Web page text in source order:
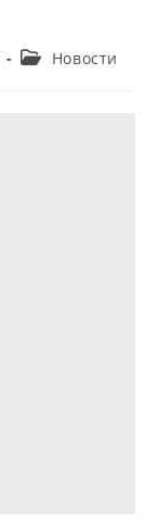
РубрикаНовости